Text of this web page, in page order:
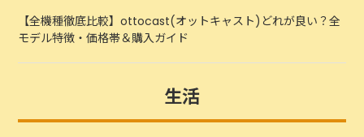
【全機種徹底比較】ottocast(オットキャスト)どれが良い？全
モデル特徴・価格帯＆購入ガイド
生活